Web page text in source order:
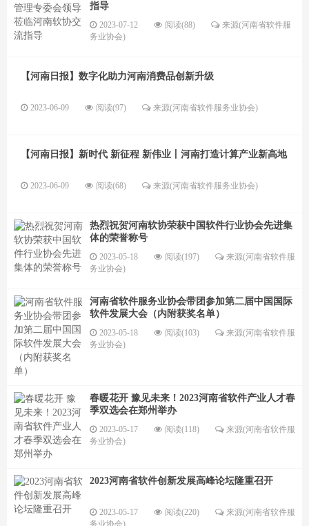
指导
2023-07-12 阅读(88)
来源(河南省软件服
务业协会)
【河南日报】数字化助力河南消费品创新升级
2023-06-09 阅读(97) 来源(河南省软件服务业协会)
【河南日报】新时代 新征程 新伟业丨河南打造计算产业新高地
2023-06-09 阅读(68) 来源(河南省软件服务业协会)
热烈祝贺河南软协荣获中国软件行业协会先进集
体的荣誉称号
2023-05-18 阅读(197)
来源(河南省软件服
务业协会)
河南省软件服务业协会带团参加第二届中国国际
软件发展大会（内附获奖名单）
2023-05-18 阅读(103)
来源(河南省软件服
务业协会)
春暖花开 豫见未来！2023河南省软件产业人才春
季双选会在郑州举办
2023-05-17 阅读(118)
来源(河南省软件服
务业协会)
2023河南省软件创新发展高峰论坛隆重召开
2023-05-17 阅读(220)
来源(河南省软件服
务业协会)